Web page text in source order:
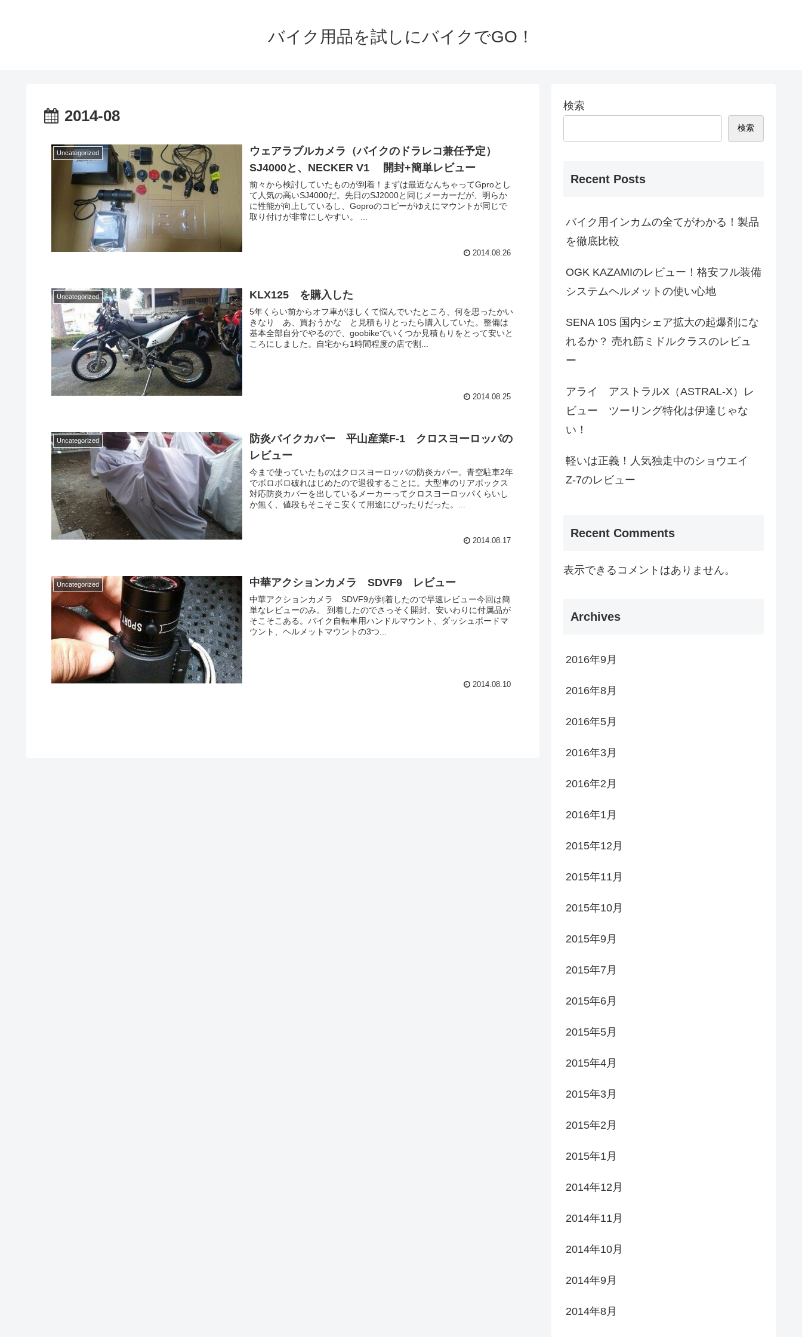
バイク用品を試しにバイクでGO！
2014-08
Uncategorized
ウェアラブルカメラ（バイクのドラレコ兼任予定）
SJ4000と、NECKER V1 開封+簡単レビュー
前々から検討していたものが到着！まずは最近なんちゃってGproとし
て人気の高いSJ4000だ。先日のSJ2000と同じメーカーだが、明らか
に性能が向上しているし、Goproのコピーがゆえにマウントが同じで
取り付けが非常にしやすい。 ...
2014.08.26
Uncategorized KLX125 を購入した
5年くらい前からオフ車がほしくて悩んでいたところ、何を思ったかい
きなり あ、買おうかな と見積もりとったら購入していた。整備は
基本全部自分でやるので、goobikeでいくつか見積もりをとって安いと
ころにしました。自宅から1時間程度の店で割...
2014.08.25
Uncategorized
防炎バイクカバー 平山産業F-1 クロスヨーロッパの
レビュー
今まで使っていたものはクロスヨーロッパの防炎カバー。青空駐車2年
でボロボロ破れはじめたので退役することに。大型車のリアボックス
対応防炎カバーを出しているメーカーってクロスヨーロッパくらいし
か無く、値段もそこそこ安くて用途にぴったりだった。...
2014.08.17
Uncategorized 中華アクションカメラ SDVF9 レビュー
中華アクションカメラ SDVF9が到着したので早速レビュー今回は簡
単なレビューのみ。 到着したのでさっそく開封。安いわりに付属品が
そこそこある。バイク自転車用ハンドルマウント、ダッシュボードマ
ウント、ヘルメットマウントの3つ...
2014.08.10
検索
検索
Recent Posts
バイク用インカムの全てがわかる！製品
を徹底比較
OGK KAZAMIのレビュー！格安フル装備
システムヘルメットの使い心地
SENA 10S 国内シェア拡大の起爆剤にな
れるか？ 売れ筋ミドルクラスのレビュ
ー
アライ アストラルX（ASTRAL-X）レ
ビュー ツーリング特化は伊達じゃな
い！
軽いは正義！人気独走中のショウエイ
Z-7のレビュー
Recent Comments
表示できるコメントはありません。
Archives
2016年9月
2016年8月
2016年5月
2016年3月
2016年2月
2016年1月
2015年12月
2015年11月
2015年10月
2015年9月
2015年7月
2015年6月
2015年5月
2015年4月
2015年3月
2015年2月
2015年1月
2014年12月
2014年11月
2014年10月
2014年9月
2014年8月